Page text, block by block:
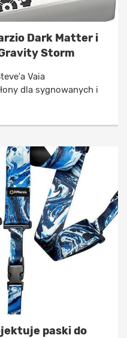
Dark Matter i
Storm
Vaia
dla sygnowanych i
paski do